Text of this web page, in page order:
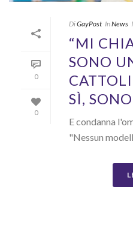
0
0
DiGayPost InNews
“MI
SONO
SÌ,
E condanna
"Nessun